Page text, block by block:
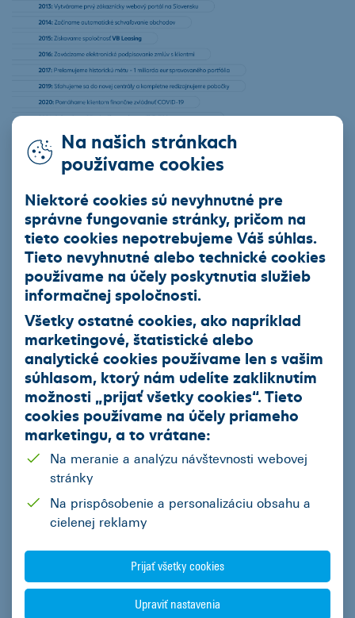
ČSOB Leasing a.s.
Produkty
Leasingový úver
Smart finančný leasing
Operatívny leasing
EIB úver so zvýhodneným úrokom
Ekofinancovanie
Naša ponuka
Akciová ponuka vybraných partnerov ČSOB Leasing
Jazdené vozidlá z repredaja
Na našich stránkach
používame cookies
Niektoré cookies sú nevyhnutné pre
správne fungovanie stránky, pričom na
tieto cookies nepotrebujeme Váš súhlas.
Tieto nevyhnutné alebo technické cookies
používame na účely poskytnutia služieb
informačnej spoločnosti.
Všetky ostatné cookies, ako napríklad
marketingové, štatistické alebo
analytické cookies používame len s vašim
súhlasom, ktorý nám udelíte zakliknutím
možnosti „ prijať všetky cookies“. Tieto
cookies používame naúčely priameho
marketingu, a to vrátane:
Na meranie a analýzu návštevnosti webovej
stránky
Na prispôsobenie a personalizáciu obsahu a
cielenej reklamy
Prijať všetky cookies
Upraviť nastavenia